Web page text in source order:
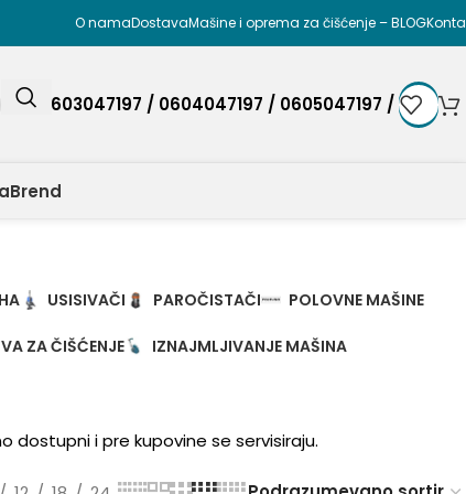
O namaDostavaMašine i oprema za čišćenje – BLOG
0603047197 / 0604047197 / 0605047197 /
Brend
USISIVAČI PAROČISTAČI POLOVNE MAŠINE
ZA ČIŠĆENJE IZNAJMLJIVANJE MAŠINA
dostupni i pre kupovine se servisiraju.